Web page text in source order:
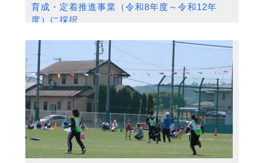
育成・定着推進事業（令和8年度～令和12年
度）に採択